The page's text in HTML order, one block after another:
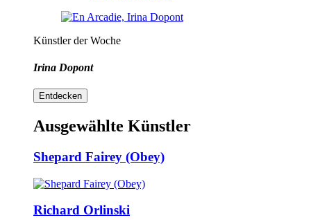
Künstler der Woche
Irina Dopont
Entdecken
Ausgewählte Künstler
Shepard Fairey (Obey)
Richard Orlinski